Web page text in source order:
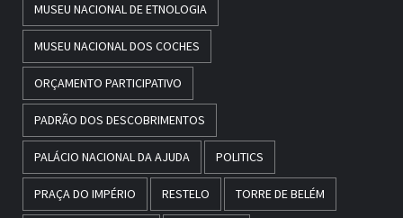
MUSEU NACIONAL DE ETNOLOGIA
MUSEU NACIONAL DOS COCHES
ORÇAMENTO PARTICIPATIVO
PADRÃO DOS DESCOBRIMENTOS
PALÁCIO NACIONAL DA AJUDA POLITICS
PRAÇA DO IMPÉRIO RESTELO TORRE DE BELÉM